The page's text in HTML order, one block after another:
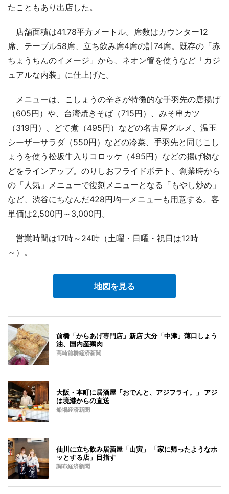
たこともあり出店した。
店舗面積は41.78平方メートル。席数はカウンター12
席、テーブル58席、立ち飲み席4席の計74席。既存の「赤
ちょうちんのイメージ」から、ネオン管を使うなど「カジ
ュアルな内装」に仕上げた。
メニューは、こしょうの辛さが特徴的な手羽先の唐揚げ
（605円）や、台湾焼きそば（715円）、みそ串カツ
（319円）、どて煮（495円）などの名古屋グルメ、温玉
シーザーサラダ（550円）などの冷菜、手羽先と同じこし
ょうを使う松坂牛入りコロッケ（495円）などの揚げ物な
どをラインアップ。のりしおフライドポテト、創業時から
の「人気」メニューで復刻メニューとなる「もやし炒め」
など、渋谷にちなんだ428円均一メニューも用意する。客
単価は2,500円～3,000円。
営業時間は17時～24時（土曜・日曜・祝日は12時
～）。
地図を見る
前橋「からあげ専門店」新店 大分「中津」薄口しょう
油、国内産鶏肉
高崎前橋経済新聞
大阪・本町に居酒屋「おでんと、アジフライ。」 アジ
は境港からの直送
船場経済新聞
仙川に立ち飲み居酒屋「山寅」 「家に帰ったようなホ
ッとする店」目指す
調布経済新聞